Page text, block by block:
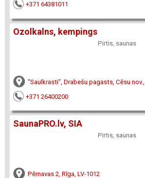
+371 64381011
Ozolkalns, kempings
Pirtis, saunas
"Saulkrasti", Drabešu pagasts, Cēsu nov.,
+371 26400200
SaunaPRO.lv, SIA
Pirtis, saunas
Pērnavas 2, Rīga, LV-1012